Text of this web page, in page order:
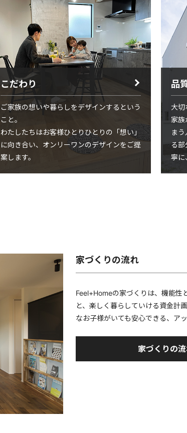
こだわり
ご家族の想いや暮らしをデザインするという
こと。
わたしたちはお客様ひとりひとりの「想い」
に向き合い、オンリーワンのデザインをご提
案します。
品
大切
家族
ま
る部
寧に
家づくりの流れ
Feel+Homeの家づくりは、機能性
と、楽しく暮らしていける資金計
なお子様がいても安心できる、ア
家づくりの